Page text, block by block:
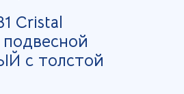
Cristal
с толстой